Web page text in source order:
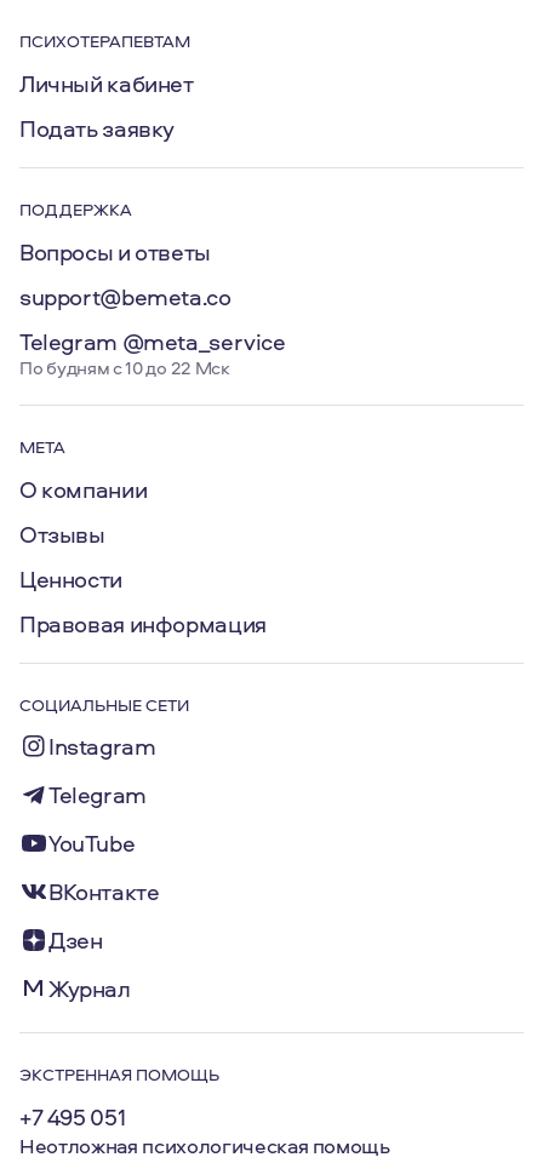
ПСИХОТЕРАПЕВТАМ
Личный кабинет
Подать заявку
ПОДДЕРЖКА
Вопросы и ответы
support@bemeta.co
Telegram @meta_service
По будням с 10 до 22 Мск
МЕТА
О компании
Отзывы
Ценности
Правовая информация
СОЦИАЛЬНЫЕ СЕТИ
Instagram
Telegram
YouTube
ВКонтакте
Дзен
Журнал
ЭКСТРЕННАЯ ПОМОЩЬ
+7 495 051
Неотложная психологическая помощь